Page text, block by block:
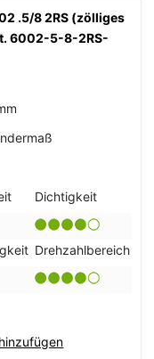
.5/8 2RS (zölliges
6002-5-8-2RS-
Dichtigkeit
Drehzahlbereich